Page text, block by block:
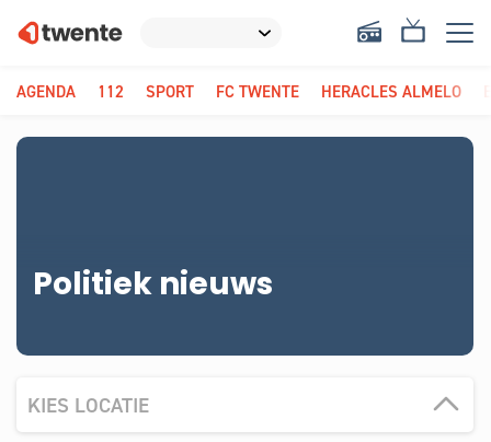
AGENDA 112 SPORT FC TWENTE HERACLES ALMELO
Politiek nieuws
KIES LOCATIE